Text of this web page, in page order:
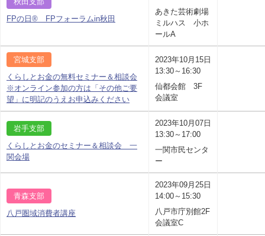
FPの日® FPフォーラムin秋田
あきた芸術劇場
ミルハス 小ホ
ールA
宮城支部
くらしとお金の無料セミナー＆相談会
※オンライン参加の方は「その他ご要
望」に明記のうえお申込みください
2023年10月15日
13:30～16:30
仙都会館 3F
会議室
岩手支部
くらしとお金のセミナー＆相談会 一
関会場
2023年10月07日
13:30～17:00
一関市民センタ
ー
青森支部
八戸圏域消費者講座
2023年09月25日
14:00～15:30
八戸市庁別館2F
会議室C